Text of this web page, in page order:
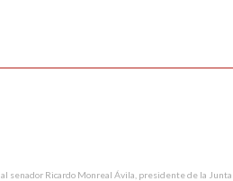
senador Ricardo Monreal Ávila, presidente de la